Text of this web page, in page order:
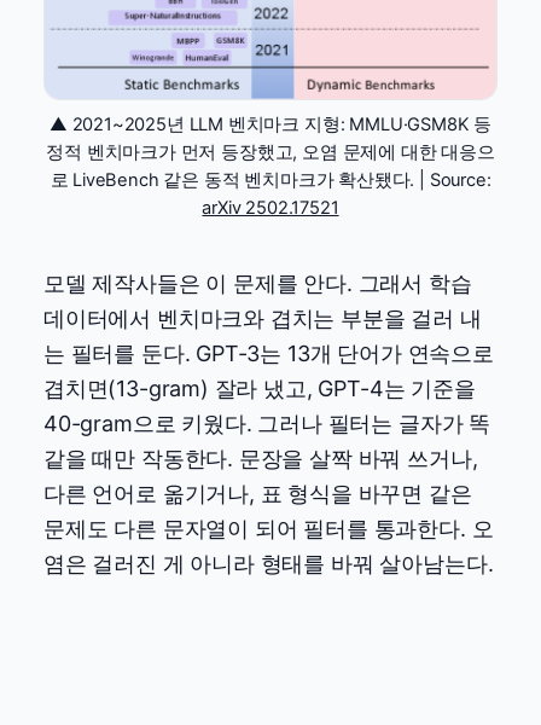
▲ 2021~2025년 LLM 벤치마크 지형: MMLU·GSM8K 등
정적 벤치마크가 먼저 등장했고, 오염 문제에 대한 대응으
로 LiveBench 같은 동적 벤치마크가 확산됐다. | Source:
arXiv 2502.17521
모델 제작사들은 이 문제를 안다. 그래서 학습
데이터에서 벤치마크와 겹치는 부분을 걸러 내
는 필터를 둔다. GPT-3는 13개 단어가 연속으로
겹치면(13-gram) 잘라 냈고, GPT-4는 기준을
40-gram으로 키웠다. 그러나 필터는 글자가 똑
같을 때만 작동한다. 문장을 살짝 바꿔 쓰거나,
다른 언어로 옮기거나, 표 형식을 바꾸면 같은
문제도 다른 문자열이 되어 필터를 통과한다. 오
염은 걸러진 게 아니라 형태를 바꿔 살아남는다.